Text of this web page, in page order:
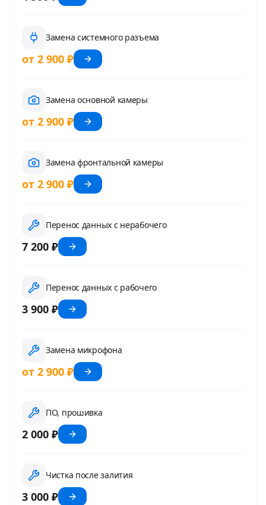
Замена системного разъема
от 2 900 ₽
Замена основной камеры
от 2 900 ₽
Замена фронтальной камеры
от 2 900 ₽
Перенос данных с нерабочего
7 200 ₽
Перенос данных с рабочего
3 900 ₽
Замена микрофона
от 2 900 ₽
ПО, прошивка
2 000 ₽
Чистка после залития
3 000 ₽